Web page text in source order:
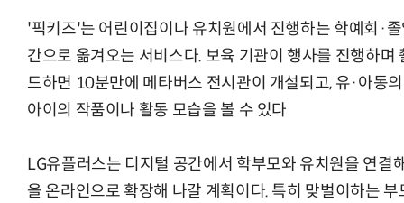
'픽키즈'는 어린이집이나 유치원에서 진행하는 학예회·
간으로 옮겨오는 서비스다. 보육 기관이 행사를 진행하
드하면 10분만에 메타버스 전시관이 개설되고, 유·아동
아이의 작품이나 활동 모습을 볼 수 있다
LG유플러스는 디지털 공간에서 학부모와 유치원을 연결
을 온라인으로 확장해 나갈 계획이다. 특히 맞벌이하는